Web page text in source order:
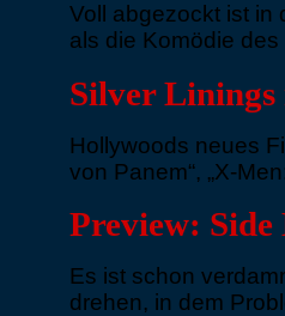
Voll abgezockt ist in
als die Komödie des
Silver
Hollywoods neues
von Panem“, „X-
Preview: Side
Es ist schon
drehen, in dem